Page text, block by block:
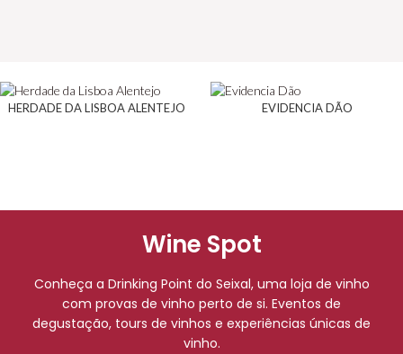
HERDADE DA LISBOA ALENTEJO EVIDENCIA DÃO
Wine Spot
Conheça a Drinking Point do Seixal, uma loja de vinho
com provas de vinho perto de si. Eventos de
degustação, tours de vinhos e experiências únicas de
vinho.